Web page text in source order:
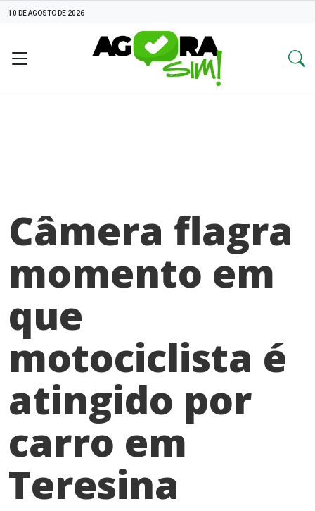
10 DE AGOSTO DE 2026
Câmera flagra
momento em
que
motociclista é
atingido por
carro em
Teresina